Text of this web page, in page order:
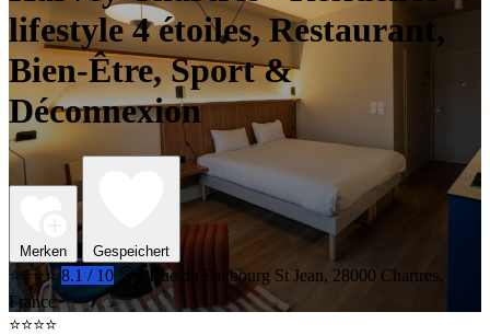
lifestyle 4 étoiles, Restaurant,
Bien-Être, Sport &
Déconnexion
Merken Gespeichert
⭐⭐⭐⭐ 8.1 / 10
7 Rue du Faubourg St Jean, 28000 Chartres,
France
⭐⭐⭐⭐